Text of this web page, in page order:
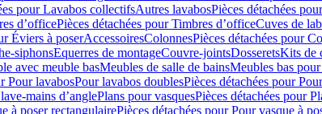
pour Lavabos collectifsAutres lavabosPièces détachées
dʼofficePièces détachées pour Timbres dʼofficeCuves de
Éviers à poserAccessoiresColonnesPièces détachées pour
siphonsEquerres de montageCouvre-jointsDosseretsKits de
avec meuble basMeubles de salle de bainsMeubles bas
Pour lavabosPour lavabos doublesPièces détachées pour
mains d’anglePlans pour vasquesPièces détachées pour
à poser rectangulairePièces détachées pour Pour vasque à